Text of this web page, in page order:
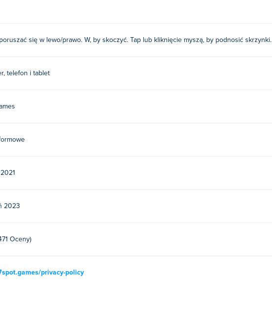
się w lewo/prawo. W, by skoczyć. Tap lub kliknięcie myszą, by podnosić skrzynki.
telefon i tablet
2023
Oceny)
privacy-policy